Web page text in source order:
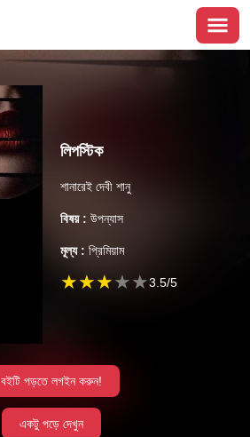
লিপস্টিক
শানারেই দেবী শানু
বিষয় : উপন্যাস
মূল্য : প্রিমিয়াম
★★★★★3.5/5
বইটি পড়তে লগইন করুন!
একটু পড়ে দেখুন